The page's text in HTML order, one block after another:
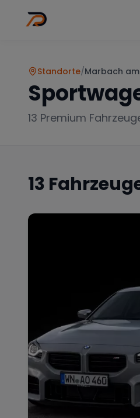
Standorte/Marbach
13 Premium
13